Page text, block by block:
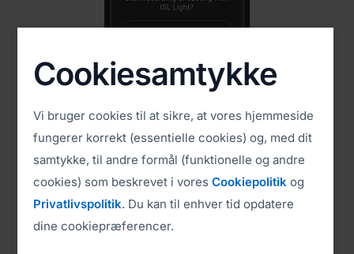
2. Del din skærm
Tryk på Start nu for at starte skærmdeling
Cookiesamtykke
Vi bruger cookies til at sikre, at vores hjemmeside
fungerer korrekt (essentielle cookies) og, med dit
samtykke, til andre formål (funktionelle og andre
cookies) som beskrevet i vores Cookiepolitik og
Privatlivspolitik. Du kan til enhver tid opdatere
dine cookiepræferencer.